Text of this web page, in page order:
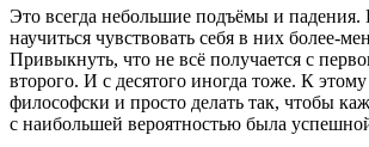
Это всегда небольшие подъёмы и
научиться чувствовать себя в них более-
Привыкнуть, что не всё получается с
второго. И с десятого иногда тоже. К этому
философски и просто делать так, чтобы
с наибольшей вероятностью была